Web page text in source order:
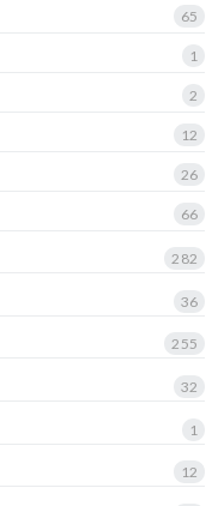
65
1
2
12
26
66
282
36
255
32
1
12